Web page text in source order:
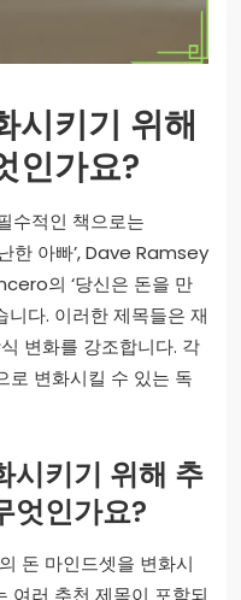
시키기 위해
인가요?
수적인 책으로는
한 아빠’, Dave Ramsey
의 ‘당신은 돈을 만
니다. 이러한 제목들은 재
변화를 강조합니다. 각
로 변화시킬 수 있는 독
시키기 위해 추
엇인가요?
돈 마인드셋을 변화시
여러 추천 제목이 포함되